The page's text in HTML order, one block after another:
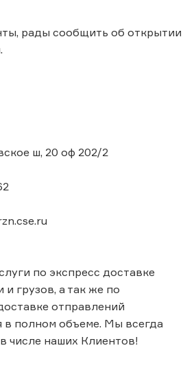
рады сообщить об открытии
ш, 20 оф 202/2
по экспресс доставке
грузов, а так же по
отправлений
в полном объеме. Мы всегда
числе наших Клиентов!